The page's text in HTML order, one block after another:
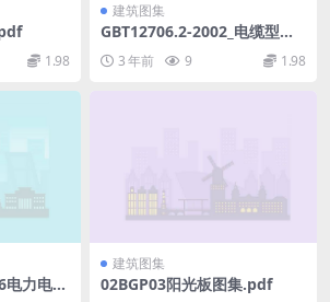
1.98
建筑图集
GBT12706.2-2002_电缆型号
3 年前 9 1.98
电力电缆
建筑图集
02BGP03阳光板图集.pdf